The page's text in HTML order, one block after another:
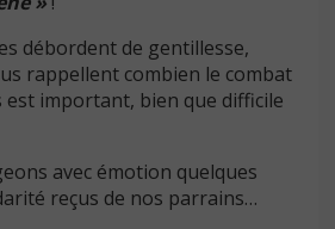
débordent de gentillesse,
rappellent combien le combat
est important, bien que difficile
avec émotion quelques
reçus de nos parrains…